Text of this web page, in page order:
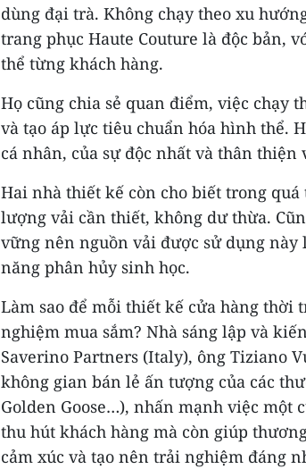
dùng đại trà. Không chạy theo xu
trang phục Haute Couture là độc bản,
thể từng khách hàng.
Họ cũng chia sẻ quan điểm, việc chạy
và tạo áp lực tiêu chuẩn hóa hình thể.
cá nhân, của sự độc nhất và thân
Hai nhà thiết kế còn cho biết trong
lượng vải cần thiết, không dư thừa.
vững nên nguồn vải được sử dụng này
năng phân hủy sinh học.
Làm sao để mỗi thiết kế cửa hàng thời
nghiệm mua sắm? Nhà sáng lập và
Saverino Partners (Italy), ông Tiziano
không gian bán lẻ ấn tượng của các
Golden Goose…), nhấn mạnh việc một
thu hút khách hàng mà còn giúp
cảm xúc và tạo nên trải nghiệm đáng